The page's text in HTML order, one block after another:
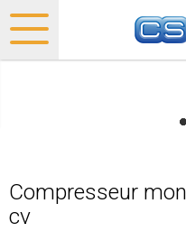
Compresseur
cv